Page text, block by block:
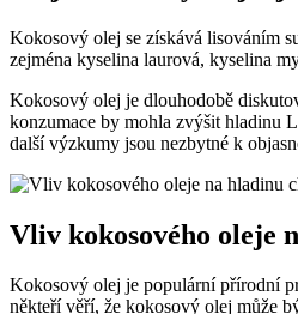
Kokosový olej se získává lisováním
zejména kyselina laurová, kyselina
Kokosový olej je dlouhodobě
konzumace by mohla zvýšit hladinu
další výzkumy jsou nezbytné k
Vliv kokosového oleje
Kokosový olej je populární přírodní
někteří věří, že kokosový olej může